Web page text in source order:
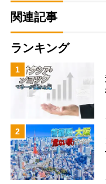
関連記事
ランキング
1
2